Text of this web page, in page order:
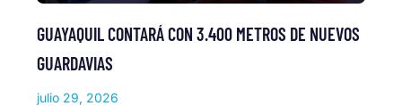
GUAYAQUIL CONTARÁ CON 3.400 METROS DE NUEVOS
GUARDAVIAS
julio 29, 2026